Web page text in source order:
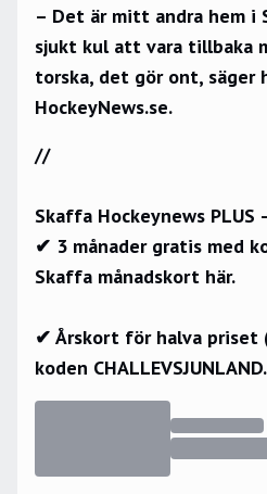
– Det är mitt andra hem i
sjukt kul att vara tillbaka
torska, det gör ont, säger
HockeyNews.se.
//
Skaffa Hockeynews PLUS
✔ 3 månader gratis med
Skaffa månadskort här.
✔ Årskort för halva priset
koden CHALLEVSJUNLAND.